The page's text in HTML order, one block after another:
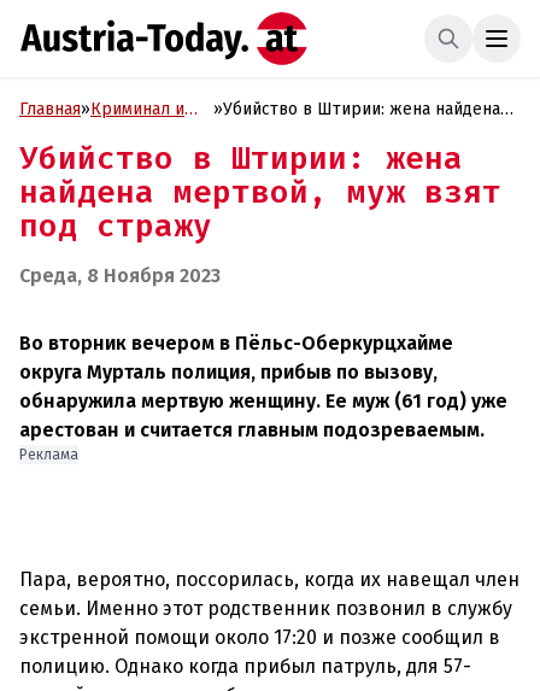
Главная»Криминал и
»Убийство в Штирии: жена найдена
Убийство в Штирии: жена
найдена мертвой, муж взят
под стражу
Среда, 8 Ноября 2023
Во вторник вечером в Пёльс-Оберкурцхайме
округа Мурталь полиция, прибыв по вызову,
обнаружила мертвую женщину. Ее муж (61 год) уже
арестован и считается главным подозреваемым.
Реклама
Пара, вероятно, поссорилась, когда их навещал член
семьи. Именно этот родственник позвонил в службу
экстренной помощи около 17:20 и позже сообщил в
полицию. Однако когда прибыл патруль, для 57-